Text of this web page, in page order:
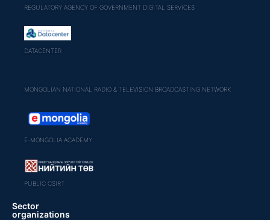
REGULATORY AGENCY OF GOVERNMENT DIGITAL SERVICES
DATACENTER
MONGOLIAN NATIONAL RADIO & TELEVISION BROADCASTING NETWORK
E-MONGOLIA ACADEMY
PUBLIC CSIRT
Sector
organizations